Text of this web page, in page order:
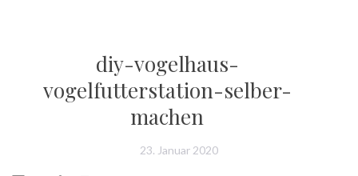
diy-vogelhaus-
vogelfutterstation-selber-
machen
23. Januar 2020